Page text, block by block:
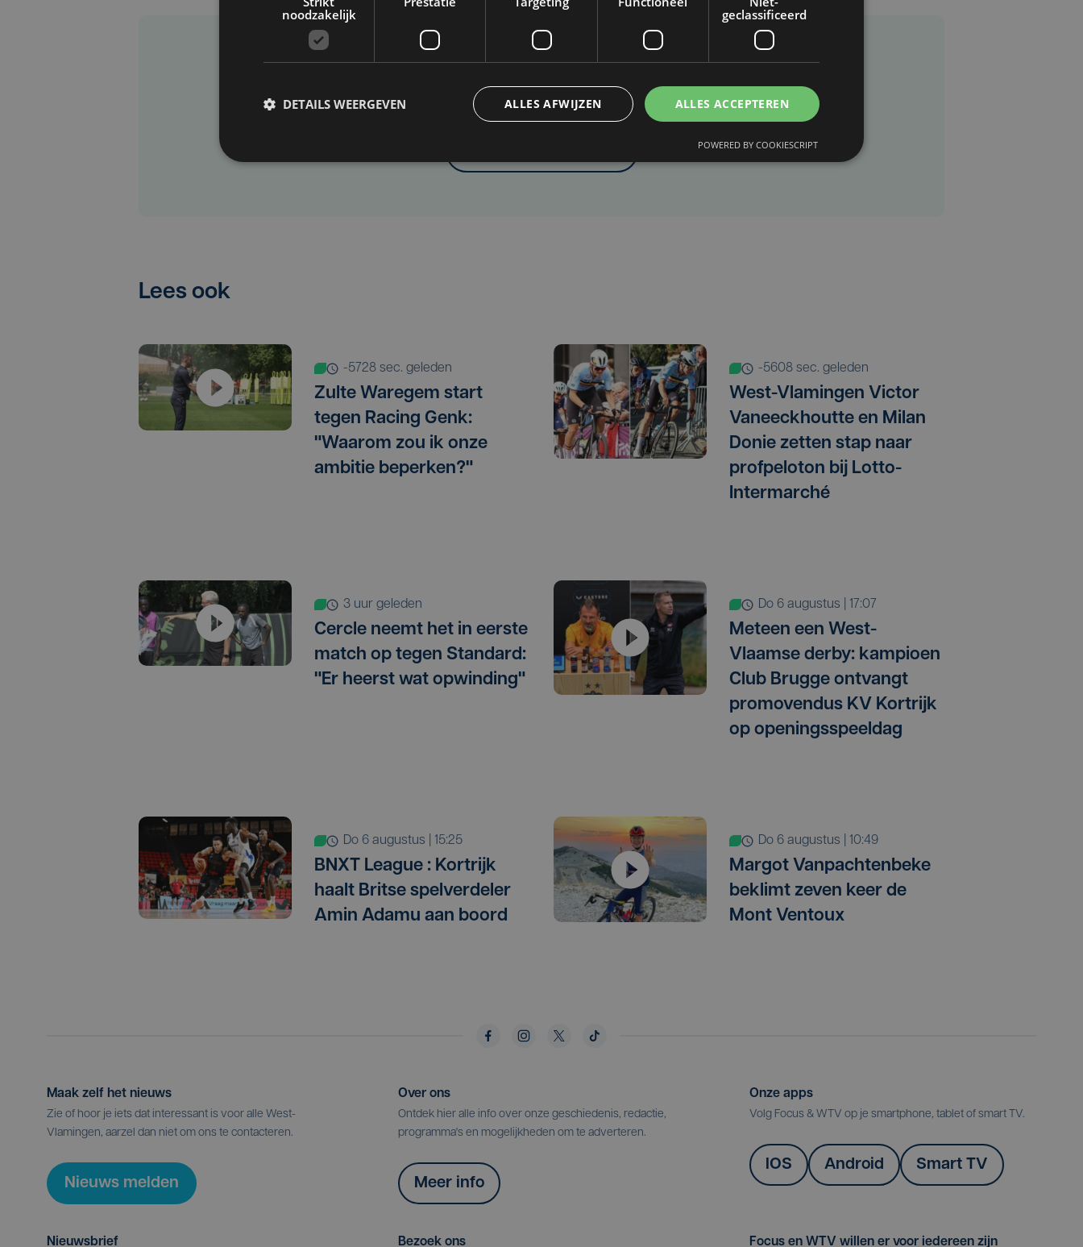
Heb je een taal- of schrijffout opgemerkt in dit artikel?
Lees ook
-5728 sec. geleden
Zulte Waregem start
tegen Racing Genk:
"Waarom zou ik onze
ambitie beperken?"
-5608 sec. geleden
West-Vlamingen Victor
Vaneeckhoutte en Milan
Donie zetten stap naar
profpeloton bij Lotto-
Intermarché
3 uur geleden
Cercle neemt het in eerste
match op tegen Standard:
"Er heerst wat opwinding"
do 6 augustus | 17:07
Meteen een West-
Vlaamse derby: kampioen
Club Brugge ontvangt
promovendus KV Kortrijk
op openingsspeeldag
do 6 augustus | 15:25
BNXT League : Kortrijk
haalt Britse spelverdeler
Amin Adamu aan boord
do 6 augustus | 10:49
Margot Vanpachtenbeke
beklimt zeven keer de
Mont Ventoux
Maak zelf het nieuws
Zie of hoor je iets dat interessant is voor alle West-
Vlamingen, aarzel dan niet om ons te contacteren.
Nieuws melden
Over ons
Ontdek hier alle info over onze geschiedenis, redactie,
programma's en mogelijkheden om te adverteren.
Meer info
Onze apps
Volg Focus & WTV op je smartphone, tablet of smart TV.
IOS Android Smart TV
Nieuwsbrief Bezoek ons Focus en WTV willen er voor iedereen zijn
noodzakelijk
geclassificeerd
ALLES ACCEPTEREN
ALLES AFWIJZEN
DETAILS WEERGEVEN
POWERED BY COOKIESCRIPT